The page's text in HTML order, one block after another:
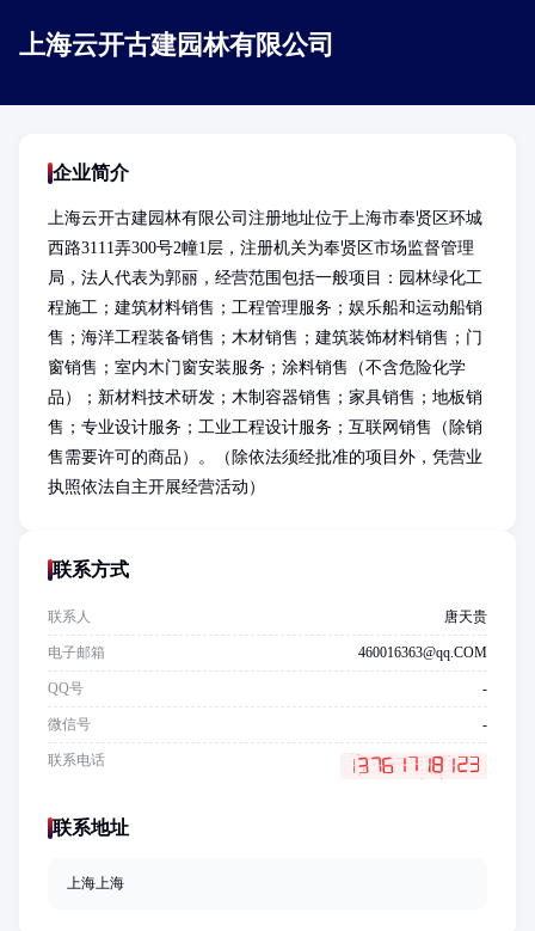
上海云开古建园林有限公司
企业简介
上海云开古建园林有限公司注册地址位于上海市奉贤区环城
西路3111弄300号2幢1层，注册机关为奉贤区市场监督管理
局，法人代表为郭丽，经营范围包括一般项目：园林绿化工
程施工；建筑材料销售；工程管理服务；娱乐船和运动船销
售；海洋工程装备销售；木材销售；建筑装饰材料销售；门
窗销售；室内木门窗安装服务；涂料销售（不含危险化学
品）；新材料技术研发；木制容器销售；家具销售；地板销
售；专业设计服务；工业工程设计服务；互联网销售（除销
售需要许可的商品）。（除依法须经批准的项目外，凭营业
执照依法自主开展经营活动）
联系方式
联系人 唐天贵
电子邮箱 460016363@qq.COM
QQ号 -
微信号 -
联系电话
联系地址
上海上海